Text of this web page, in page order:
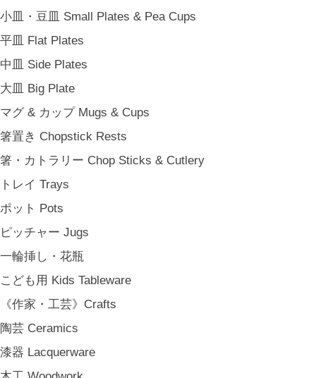
小皿・豆皿 Small Plates & Pea Cups
平皿 Flat Plates
中皿 Side Plates
大皿 Big Plate
マグ & カップ Mugs & Cups
箸置き Chopstick Rests
箸・カトラリー Chop Sticks & Cutlery
トレイ Trays
ポット Pots
ピッチャー Jugs
一輪挿し・花瓶
こども用 Kids Tableware
《作家・工芸》Crafts
陶芸 Ceramics
漆器 Lacquerware
家族の食卓 Family Tableware
アンティークのもの Vintage & Antiques
家事問屋 Kajidonya
インテリア Interior
アンティークのもの Vintage & Antiques
お茶・珈琲の時間 Tea & Coffee Time